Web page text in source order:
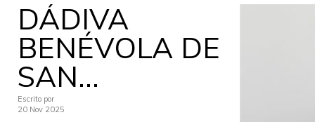
DÁDIVA
BENÉVOLA DE
SAN...
Escrito por
20 Nov 2025